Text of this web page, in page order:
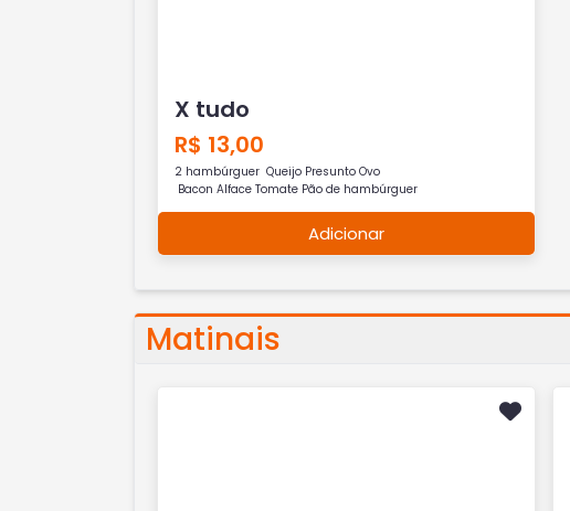
X tudo
R$ 13,00
2 hambúrguer Queijo Presunto Ovo
Bacon Alface Tomate Pão de hambúrguer
Adicionar
Matinais